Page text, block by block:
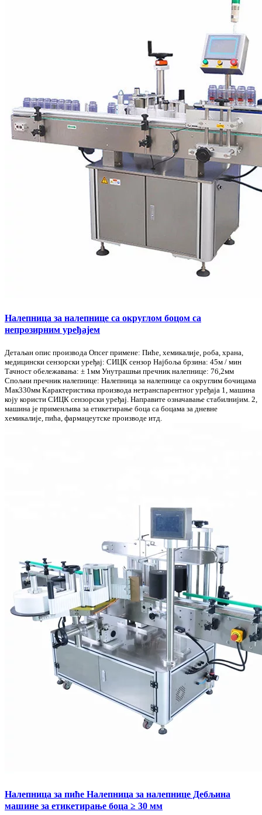
Налепница за налепнице са округлом боцом са
непрозирним уређајем
Детаљан опис производа Опсег примене: Пиће, хемикалије, роба, храна,
медицински сензорски уређај: СИЦК сензор Најбоља брзина: 45м / мин
Тачност обележавања: ± 1мм Унутрашњи пречник налепнице: 76,2мм
Спољни пречник налепнице: Налепница за налепнице са округлим бочицама
Мак330мм Карактеристика производа нетранспарентног уређаја 1, машина
коју користи СИЦК сензорски уређај. Направите означавање стабилнијим. 2,
машина је применљива за етикетирање боца са боцама за дневне
хемикалије, пића, фармацеутске производе итд.
Налепница за пиће Налепница за налепнице Дебљина
машине за етикетирање боца ≥ 30 мм